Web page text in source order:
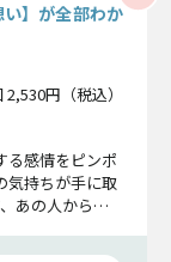
】が全部わか
2,530円（税込）
る感情をピンポ
気持ちが手に取
あの人から